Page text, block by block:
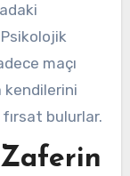
maçı
kendilerini
bulurlar.
Zaferin